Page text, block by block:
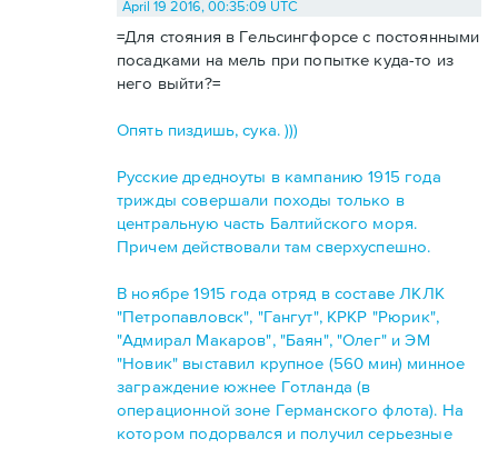
April 19 2016, 00:35:09 UTC
=Для стояния в Гельсингфорсе с постоянными
посадками на мель при попытке куда-то из
него выйти?=
Опять пиздишь, сука. )))
Русские дредноуты в кампанию 1915 года
трижды совершали походы только в
центральную часть Балтийского моря.
Причем действовали там сверхуспешно.
В ноябре 1915 года отряд в составе ЛКЛК
"Петропавловск", "Гангут", КРКР "Рюрик",
"Адмирал Макаров", "Баян", "Олег" и ЭМ
"Новик" выставил крупное (560 мин) минное
заграждение южнее Готланда (в
операционной зоне Германского флота). На
котором подорвался и получил серьезные